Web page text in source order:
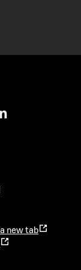
new tab